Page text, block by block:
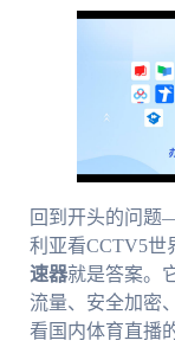
回到开头的问
利亚看CCTV5世
速器就是答案。
流量、安全加密
看国内体育直播